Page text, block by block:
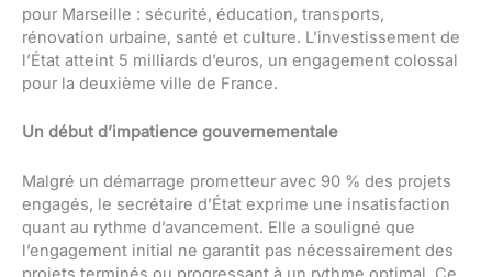
pour Marseille : sécurité, éducation, transports,
rénovation urbaine, santé et culture. L’investissement de
l’État atteint 5 milliards d’euros, un engagement colossal
pour la deuxième ville de France.
Un début d’impatience gouvernementale
Malgré un démarrage prometteur avec 90 % des projets
engagés, le secrétaire d’État exprime une insatisfaction
quant au rythme d’avancement. Elle a souligné que
l’engagement initial ne garantit pas nécessairement des